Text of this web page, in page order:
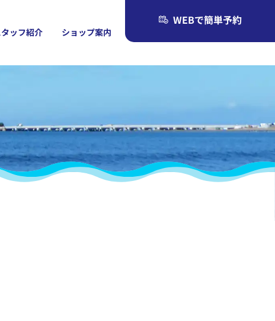
ッフ紹介 ショップ案内
WEBで簡単予約